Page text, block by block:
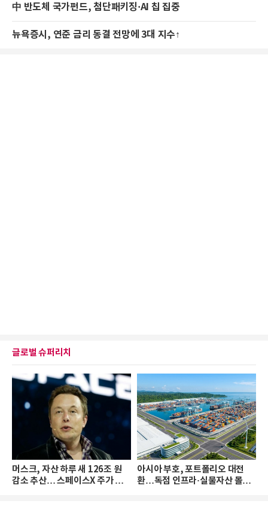
中 반도체 국가펀드, 첨단패키징·AI 칩 집중
뉴욕증시, 연준 금리 동결 전망에 3대 지수↑
글로벌 슈퍼리치
머스크, 자산 하루 새 126조 원
감소 추산… 스페이스X 주가 하
아시아 부호, 포트폴리오 대전
환…독점 인프라·실물자산 몰린